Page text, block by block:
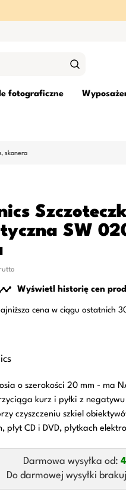
fotograficzne
skanera
SW
Wyświetl historię cen
cena w ciągu ostatnich
o szerokości 20 mm - ma
kurz i pyłki z
czyszczeniu szkiel
płyt CD i DVD, płytkach
Darmowa wysyłka od:
Do darmowej wysyłki